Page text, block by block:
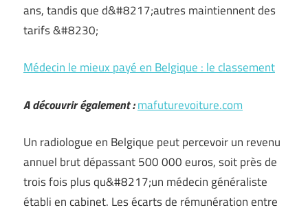
ans, tandis que d&#8217;autres maintiennent des
tarifs &#8230;
Médecin le mieux payé en Belgique : le classement
A découvrir également :mafuturevoiture.com
Un radiologue en Belgique peut percevoir un revenu
annuel brut dépassant 500 000 euros, soit près de
trois fois plus qu&#8217;un médecin généraliste
établi en cabinet. Les écarts de rémunération entre